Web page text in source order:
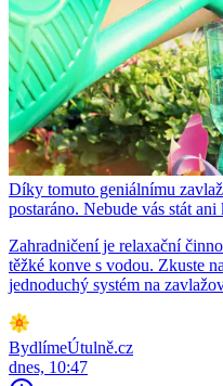
Díky tomuto geniálnímu
postaráno. Nebude vás stát
Zahradničení je relaxační
těžké konve s vodou. Zkuste
jednoduchý systém na
BydlímeÚtulně.cz
dnes, 10:47